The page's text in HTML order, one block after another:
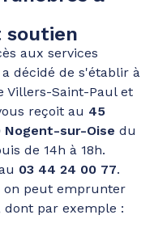
soutien
aux services
décidé de s'établir à
Villers-Saint-Paul et
reçoit au 45
Nogent-sur-Oise du
de 14h à 18h.
03 44 24 00 77.
on peut emprunter
par exemple :